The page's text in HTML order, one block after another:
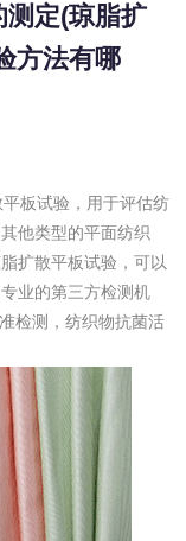
测定(琼脂扩
方法有哪
板试验，用于评估纺
他类型的平面纺织
扩散平板试验，可以
业的第三方检测机
检测，纺织物抗菌活
防螨除螨检测
化妆品毒理测试